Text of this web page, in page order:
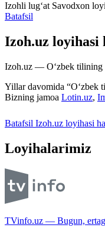
Izohli lugʻat Savodxon
Batafsil
Izoh.uz loyihasi
Izoh.uz — O‘zbek tilining
Yillar davomida “O‘zbek
Bizning jamoa Lotin.uz,
Batafsil Izoh.uz loyihasi
Loyihalarimiz
TVinfo.uz — Bugun,